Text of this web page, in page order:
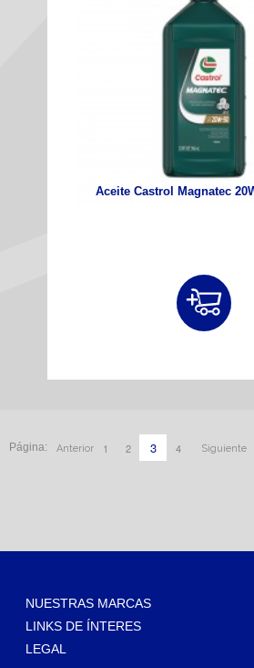
Aceite Castrol Magnatec
Página: Anterior 1 2 3 4 Siguiente
NUESTRAS MARCAS
LINKS DE ÍNTERES
LEGAL